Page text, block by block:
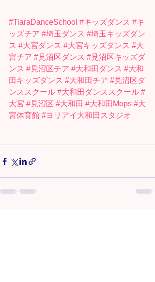
#TiaraDanceSchool #キッズダンス #キ
ッズチア #埼玉ダンス #埼玉キッズダン
ス #大宮ダンス #大宮キッズダンス #大
宮チア #見沼区ダンス #見沼区キッズダ
ンス #見沼区チア #大和田ダンス #大和
田キッズダンス #大和田チア #見沼区ダ
ンススクール #大和田ダンススクール #
大宮 #見沼区 #大和田 #大和田Mops #大
宮体育館 #ヨリアイ大和田スタジオ